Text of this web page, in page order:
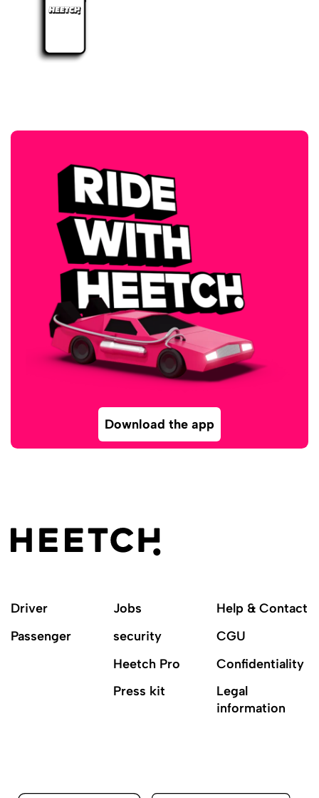
Download the app
Driver
Passenger
Jobs
security
Heetch Pro
Press kit
Help & Contact
CGU
Confidentiality
Legal
information